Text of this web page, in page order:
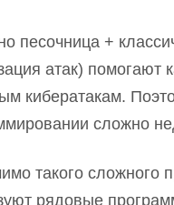
песочница +
атак) помогают
кибератакам.
сложно
такого сложного
рядовые